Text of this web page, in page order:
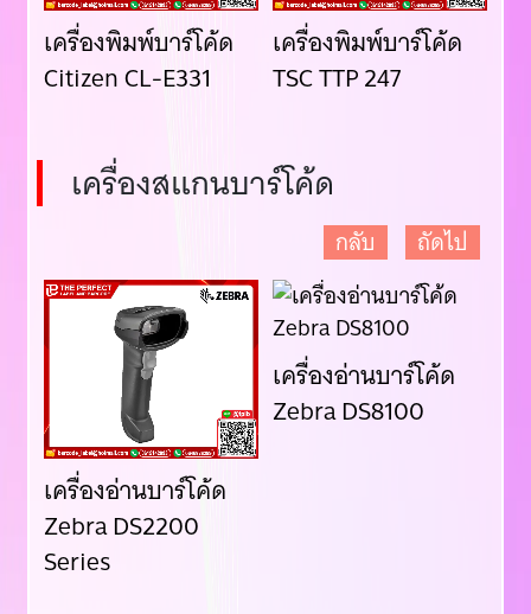
เครื่องพิมพ์บาร์โค้ด
Citizen CL-E331
เครื่องพิมพ์บาร์โค้ด
TSC TTP 247
เครื่องสแกนบาร์โค้ด
เครื่องอ่านบาร์โค้ด
Zebra DS2200
Series
เครื่องอ่านบาร์โค้ด
Zebra DS8100
กลับ ถัดไป